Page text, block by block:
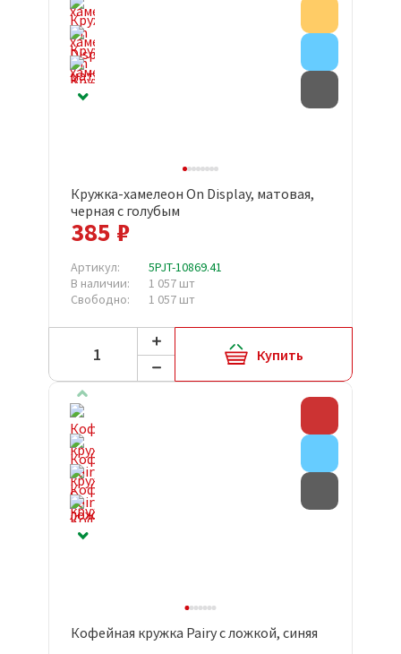
Кружка-хамелеон On Display, матовая,
черная с голубым
385 ₽
Артикул:
5PJT-10869.41
В наличии:
1 057 шт
Свободно:
1 057 шт
Купить
Кофейная кружка Pairy с ложкой, синяя